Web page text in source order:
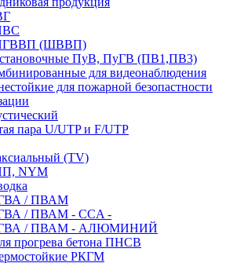
(ШВВП)
ПуВ, ПуГВ (ПВ1,ПВ3)
для видеонаблюдения
для пожарной безопастности
пара U/UTP и F/UTP
(TV)
NYM
/ ПВАМ
/ ПВАМ - CCA -
/ ПВАМ - АЛЮМИНИЙ
прогрева бетона ПНСВ
РКГМ